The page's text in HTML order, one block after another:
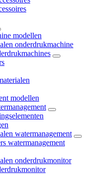
modellen
onderdrukmachine
modellen
watermanagement
watermanagement
onderdrukmonitor